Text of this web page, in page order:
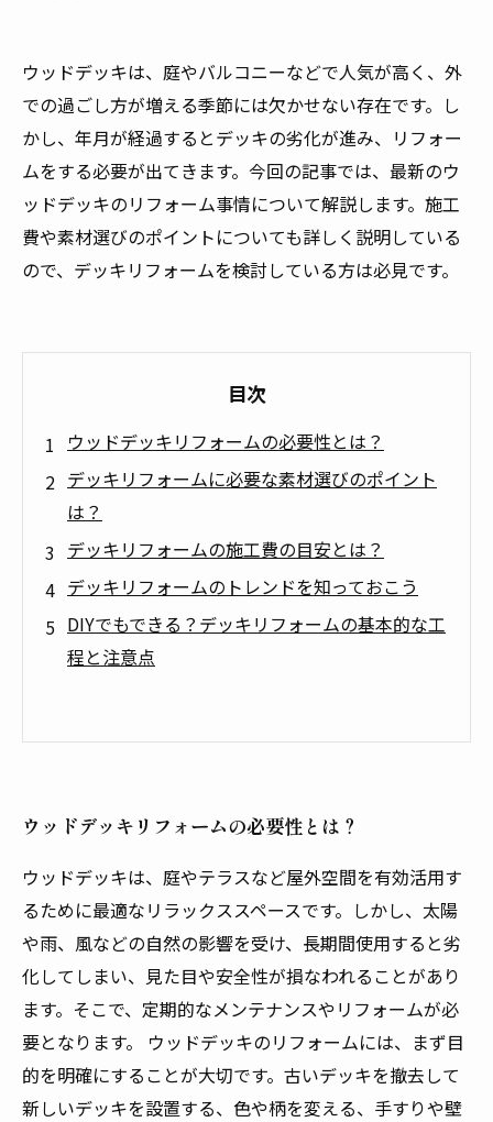
ウッドデッキは、庭やバルコニーなどで人気が高く、外
での過ごし方が増える季節には欠かせない存在です。し
かし、年月が経過するとデッキの劣化が進み、リフォー
ムをする必要が出てきます。今回の記事では、最新のウ
ッドデッキのリフォーム事情について解説します。施工
費や素材選びのポイントについても詳しく説明している
ので、デッキリフォームを検討している方は必見です。
目次
ウッドデッキリフォームの必要性とは？
デッキリフォームに必要な素材選びのポイント
は？
デッキリフォームの施工費の目安とは？
デッキリフォームのトレンドを知っておこう
DIYでもできる？デッキリフォームの基本的な工
程と注意点
ウッドデッキリフォームの必要性とは？
ウッドデッキは、庭やテラスなど屋外空間を有効活用す
るために最適なリラックススペースです。しかし、太陽
や雨、風などの自然の影響を受け、長期間使用すると劣
化してしまい、見た目や安全性が損なわれることがあり
ます。そこで、定期的なメンテナンスやリフォームが必
要となります。 ウッドデッキのリフォームには、まず目
的を明確にすることが大切です。古いデッキを撤去して
新しいデッキを設置する、色や柄を変える、手すりや壁